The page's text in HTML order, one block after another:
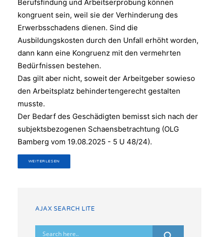
Berufsfindung und Arbeitserprobung können
kongruent sein, weil sie der Verhinderung des
Erwerbsschadens dienen. Sind die
Ausbildungskosten durch den Unfall erhöht worden,
dann kann eine Kongruenz mit den vermehrten
Bedürfnissen bestehen.
Das gilt aber nicht, soweit der Arbeitgeber sowieso
den Arbeitsplatz behindertengerecht gestalten
musste.
Der Bedarf des Geschädigten bemisst sich nach der
subjektsbezogenen Schaensbetrachtung (OLG
Bamberg vom 19.08.2025 - 5 U 48/24).
WEITERLESEN
AJAX SEARCH LITE